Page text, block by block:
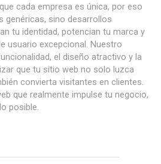
cada empresa es única, por eso
sino desarrollos
tu identidad, potencian tu marca y
usuario excepcional. Nuestro
el diseño atractivo y la
que tu sitio web no solo luzca
convierta visitantes en clientes.
que realmente impulse tu negocio,
posible.